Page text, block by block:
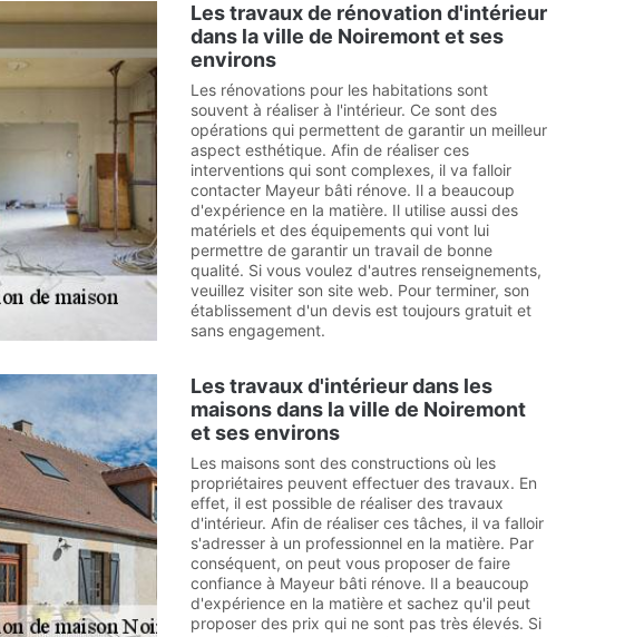
Les travaux de rénovation d'intérieur
dans la ville de Noiremont et ses
environs
Les rénovations pour les habitations sont
souvent à réaliser à l'intérieur. Ce sont des
opérations qui permettent de garantir un meilleur
aspect esthétique. Afin de réaliser ces
interventions qui sont complexes, il va falloir
contacter Mayeur bâti rénove. Il a beaucoup
d'expérience en la matière. Il utilise aussi des
matériels et des équipements qui vont lui
permettre de garantir un travail de bonne
qualité. Si vous voulez d'autres renseignements,
veuillez visiter son site web. Pour terminer, son
établissement d'un devis est toujours gratuit et
sans engagement.
Les travaux d'intérieur dans les
maisons dans la ville de Noiremont
et ses environs
Les maisons sont des constructions où les
propriétaires peuvent effectuer des travaux. En
effet, il est possible de réaliser des travaux
d'intérieur. Afin de réaliser ces tâches, il va falloir
s'adresser à un professionnel en la matière. Par
conséquent, on peut vous proposer de faire
confiance à Mayeur bâti rénove. Il a beaucoup
d'expérience en la matière et sachez qu'il peut
proposer des prix qui ne sont pas très élevés. Si